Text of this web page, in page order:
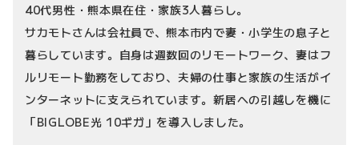
40代男性・熊本県在住・家族3人暮らし。
サカモトさんは会社員で、熊本市内で妻・小学生の息子と
暮らしています。自身は週数回のリモートワーク、妻はフ
ルリモート勤務をしており、夫婦の仕事と家族の生活がイ
ンターネットに支えられています。新居への引越しを機に
「BIGLOBE光 10ギガ」を導入しました。